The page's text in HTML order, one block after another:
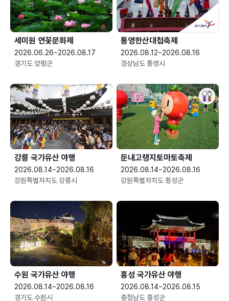
세미원 연꽃문화제
2026.06.26~2026.08.17
경기도 양평군
통영한산대첩축제
2026.08.12~2026.08.16
경상남도 통영시
강릉 국가유산 야행
2026.08.14~2026.08.16
강원특별자치도 강릉시
둔내고랭지토마토축제
2026.08.14~2026.08.16
강원특별자치도 횡성군
수원 국가유산 야행
2026.08.14~2026.08.16
경기도 수원시
홍성 국가유산 야행
2026.08.14~2026.08.15
충청남도 홍성군